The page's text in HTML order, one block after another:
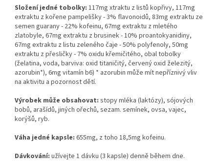
Složení jedné tobolky: 117mg xtraktu z listů kopřivy, 117mg
extraktu z kořene pampelišky - 3% flavonoidů, 83mg extraktu ze
semen guarany - 22% kofeinu, 67mg extraktu z mletého
zlatobyle, 67mg extraktu z brusinek - 10% proantokyanidiny,
67mg extraktu z listu zeleného čaje - 50% polyfenoly, 50mg
extraktu z přesličky - 7% oxidu křemičitého, obal tobolky
(želatina, voda, barviva: oxid titaničitý, červený oxid železitý,
azorubin*), 6mg vitamín b6) * azorubin může mít nepříznivý vliv
na aktivitu a pozornost dětí.
Výrobek může obsahovat: stopy mléka (laktózy), sójových
bobů, arašídů, jiných ořechů, sezam. semínek, ovsa, vajec,
korýšů, ryb.
Váha jedné kapsle: 655mg, z toho 18,5mg kofeinu.
Dávkování: užívejte 1 dávku (3 kapsle) denně během dne.